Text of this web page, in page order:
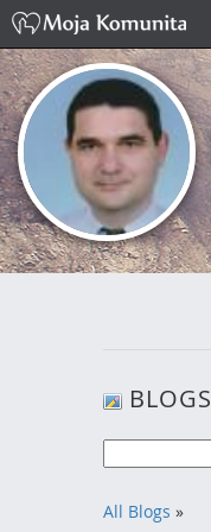
BLOGS
All Blogs »